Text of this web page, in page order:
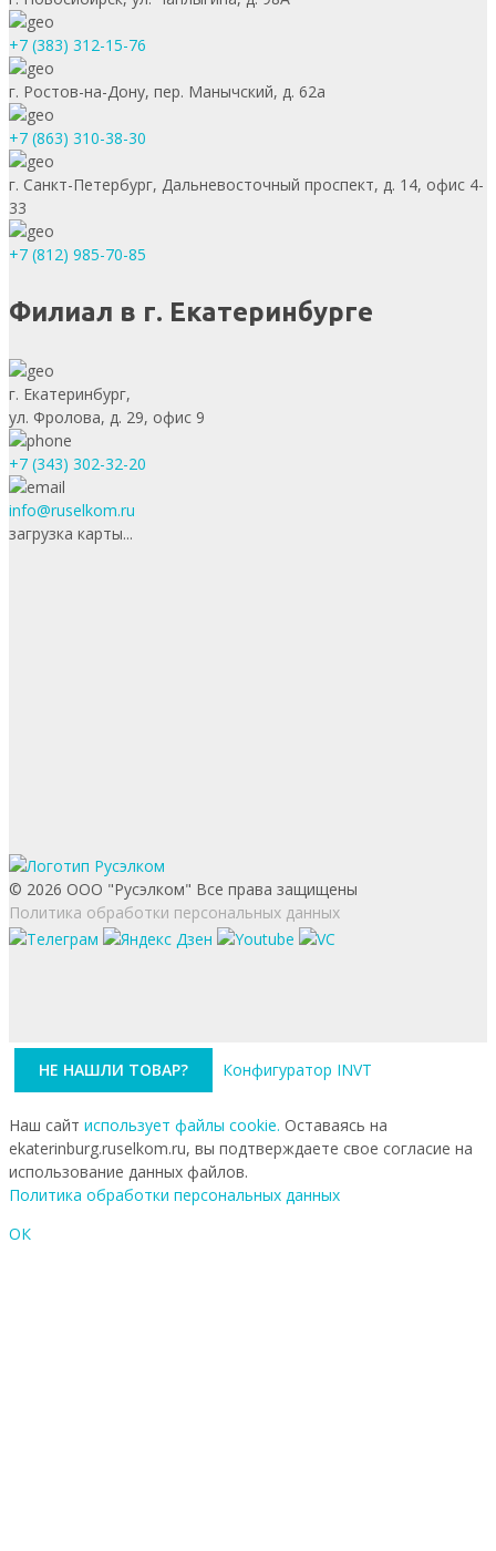
+7 (383) 312-15-76
г. Ростов-на-Дону, пер. Манычский, д. 62а
+7 (863) 310-38-30
г. Санкт-Петербург, Дальневосточный проспект, д. 14, офис 4-
33
+7 (812) 985-70-85
Филиал в г. Екатеринбурге
г. Екатеринбург,
ул. Фролова, д. 29, офис 9
+7 (343) 302-32-20
info@ruselkom.ru
загрузка карты...
© 2026 ООО "Русэлком" Все права защищены
Политика обработки персональных данных
НЕ НАШЛИ ТОВАР? Конфигуратор INVT
Наш сайт использует файлы cookie. Оставаясь на
ekaterinburg.ruselkom.ru, вы подтверждаете свое согласие на
использование данных файлов.
Политика обработки персональных данных
ОК